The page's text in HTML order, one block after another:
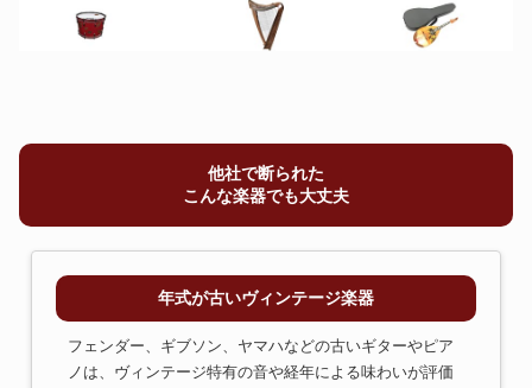
他社で断られた
こんな楽器でも大丈夫
年式が古いヴィンテージ楽器
フェンダー、ギブソン、ヤマハなどの古いギターやピア
ノは、ヴィンテージ特有の音や経年による味わいが評価